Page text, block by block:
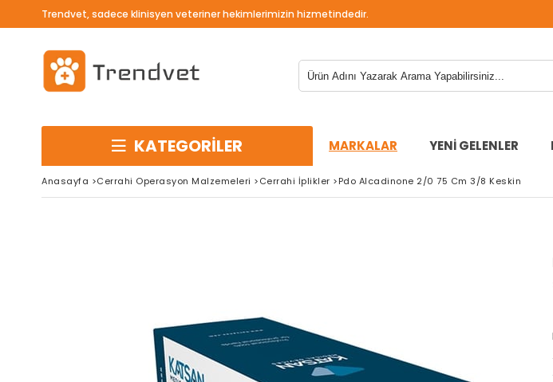
Trendvet, sadece klinisyen veteriner hekimlerimizin hizmetindedir.
KATEGORİLER MARKALAR YENİ GELENLER
Anasayfa >Cerrahi Operasyon Malzemeleri >Cerrahi İplikler >Pdo Alcadinone 2/0 75 Cm 3/8 Keskin